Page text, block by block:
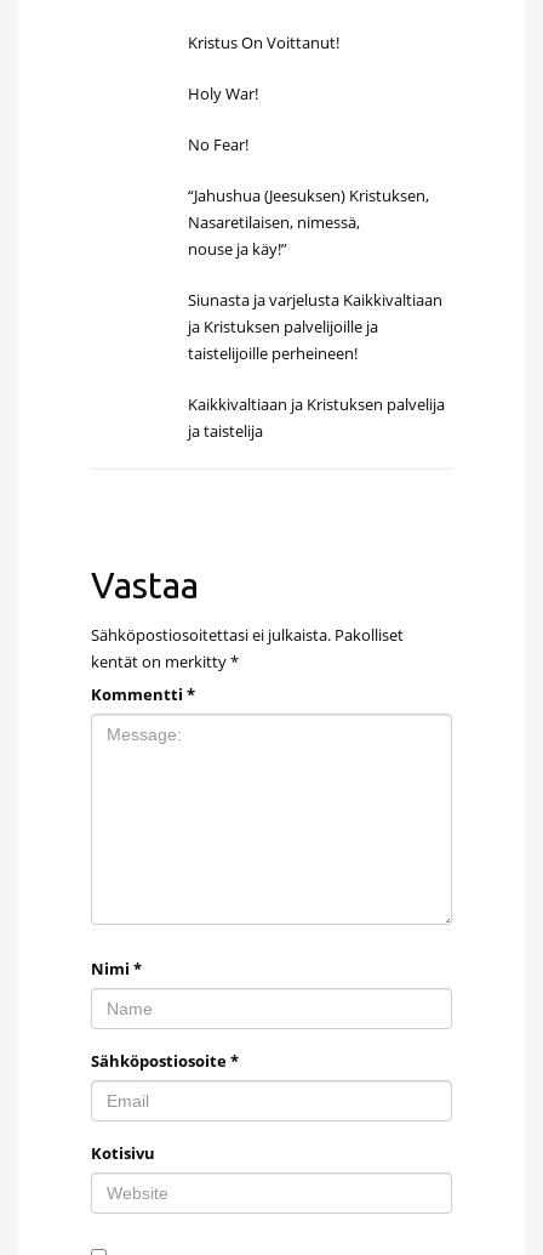
Kristus On Voittanut!
Holy War!
No Fear!
“Jahushua (Jeesuksen) Kristuksen,
Nasaretilaisen, nimessä,
nouse ja käy!”
Siunasta ja varjelusta Kaikkivaltiaan
ja Kristuksen palvelijoille ja
taistelijoille perheineen!
Kaikkivaltiaan ja Kristuksen palvelija
ja taistelija
Vastaa
Sähköpostiosoitettasi ei julkaista. Pakolliset
kentät on merkitty*
Kommentti *
Nimi *
Sähköpostiosoite*
Kotisivu